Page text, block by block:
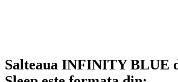
Salteaua INFINITY BLUE